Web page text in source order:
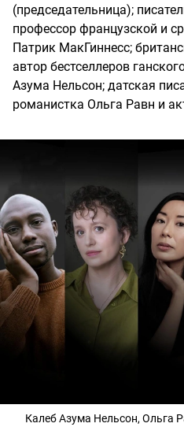
(председательница);
профессор французской и
Патрик МакГиннесс;
автор бестселлеров
Азума Нельсон; датская
романистка Ольга Равн и
Калеб Азума Нельсон, Ольга